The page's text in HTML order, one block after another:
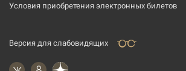
Условия приобретения электронных билетов
Версия для слабовидящих